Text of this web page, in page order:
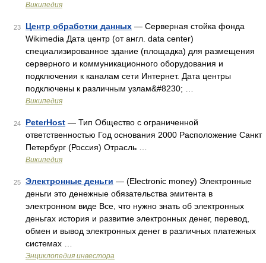
Википедия
23 Центр обработки данных — Серверная стойка фонда
Wikimedia Дата центр (от англ. data center)
специализированное здание (площадка) для размещения
серверного и коммуникационного оборудования и
подключения к каналам сети Интернет. Дата центры
подключены к различным узлам&#8230; …
Википедия
24 PeterHost — Тип Общество с ограниченной
ответственностью Год основания 2000 Расположение Санкт
Петербург (Россия) Отрасль …
Википедия
25 Электронные деньги — (Electronic money) Электронные
деньги это денежные обязательства эмитента в
электронном виде Все, что нужно знать об электронных
деньгах история и развитие электронных денег, перевод,
обмен и вывод электронных денег в различных платежных
системах …
Энциклопедия инвестора